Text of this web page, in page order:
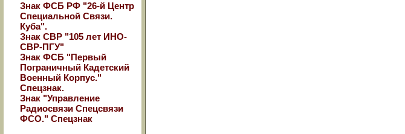
Знак ФСБ РФ "26-й Центр
Специальной Связи.
Куба".
Знак СВР "105 лет ИНО-
СВР-ПГУ"
Знак ФСБ "Первый
Пограничный Кадетский
Военный Корпус."
Спецзнак.
Знак "Управление
Радиосвязи Спецсвязи
ФСО." Спецзнак